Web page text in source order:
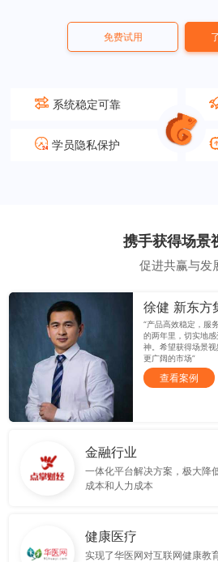
免费试用
系统稳定可靠
学员隐私保护
携手获得场景
促进共赢与发
徐健 新东方
“产品高效稳定，服
的两年里，切实地
神。希望获得场景
更广阔的市场”
查看案例
金融行业
一体化平台解决方案，极大降
成本和人力成本
健康医疗
实现了华医网对互联网健康教